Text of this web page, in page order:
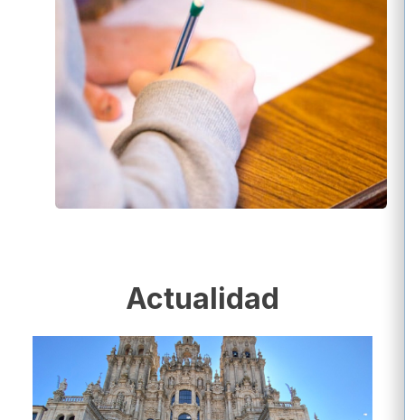
Actualidad